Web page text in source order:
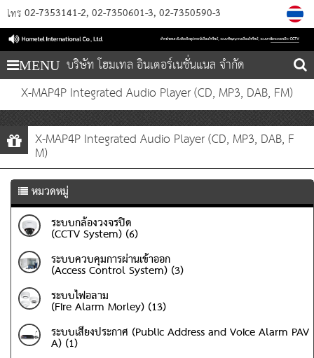
โทร 02-7353141-2 02-7350601-3 02-7350590-3
MENU บริษัท โฮมเทล อินเตอร์เนชั่นแนล จำกัด
X-MAP4P Integrated Audio Player (CD, MP3, DAB, FM)
X-MAP4P Integrated Audio Player (CD, MP3, DAB, F
M)
หมวดหมู่
ระบบกล้องวงจรปิด
(CCTV System) (6)
ระบบควบคุมการผ่านเข้าออก
(Access Control System) (3)
ระบบไฟอลาม
(Fire Alarm Morley) (13)
ระบบเสียงประกาศ (Public Address and Voice Alarm PAV
A) (1)